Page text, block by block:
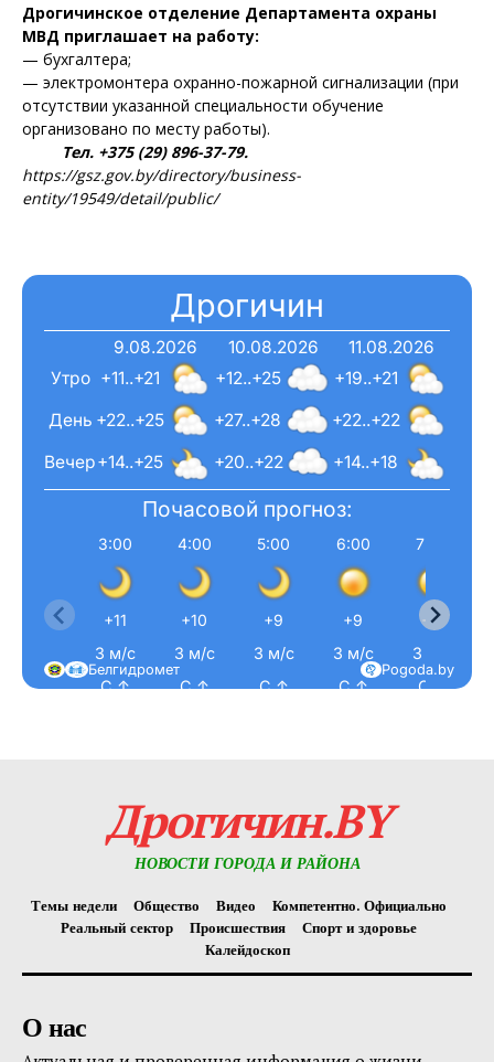
Дрогичинское отделение Департамента охраны
МВД приглашает на работу:
— бухгалтера;
— электромонтера охранно-пожарной сигнализации (при
отсутствии указанной специальности обучение
организовано по месту работы).
Тел. +375 (29) 896-37-79.
https://gsz.gov.by/directory/business-
entity/19549/detail/public/
Дрогичин
9.08.2026
+11..+21
+22..+25
+14..+25
10.08.2026
+12..+25
+27..+28
+20..+22
11.08.2026
+19..+21
+22..+22
+14..+18
Вечер
День
Утро
Почасовой прогноз:
3:00
+11
3 м/с
С ↑
4:00
+10
3 м/с
С ↑
5:00
+9
3 м/с
С ↑
6:00
+9
3 м/с
С ↑
7:00
+11
3 м/с
С ↑
Pogoda.by
Белгидромет
Дрогичин.BY
НОВОСТИ ГОРОДА И РАЙОНА
Темы недели Общество Видео
Компетентно. Официально
Реальный сектор
Происшествия
Спорт и здоровье
Калейдоскоп
О нас